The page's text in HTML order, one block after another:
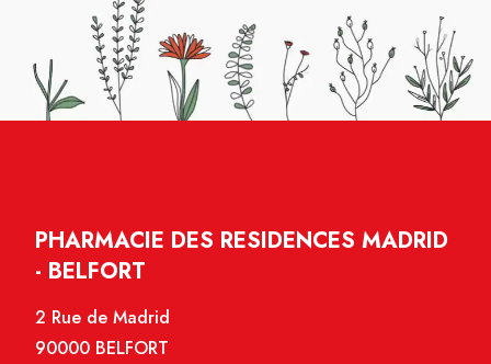
PHARMACIE DES RESIDENCES MADRID
- BELFORT
2 Rue de Madrid
90000 BELFORT